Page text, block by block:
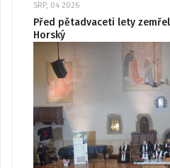
SRP, 04 2026
Před pětadvaceti lety
Horský